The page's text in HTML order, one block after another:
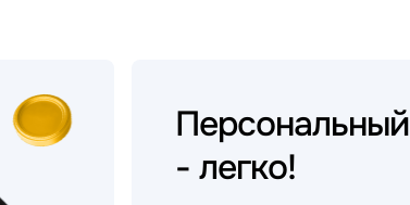
Персональный
- легко!